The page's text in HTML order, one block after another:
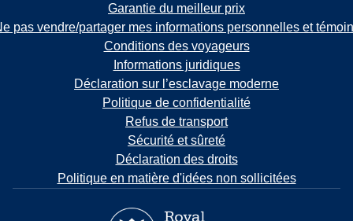
Garantie du meilleur prix
pas vendre/partager mes informations personnelles et
Conditions des voyageurs
Informations juridiques
Déclaration sur l’esclavage moderne
Politique de confidentialité
Refus de transport
Sécurité et sûreté
Déclaration des droits
Politique en matière d'idées non sollicitées